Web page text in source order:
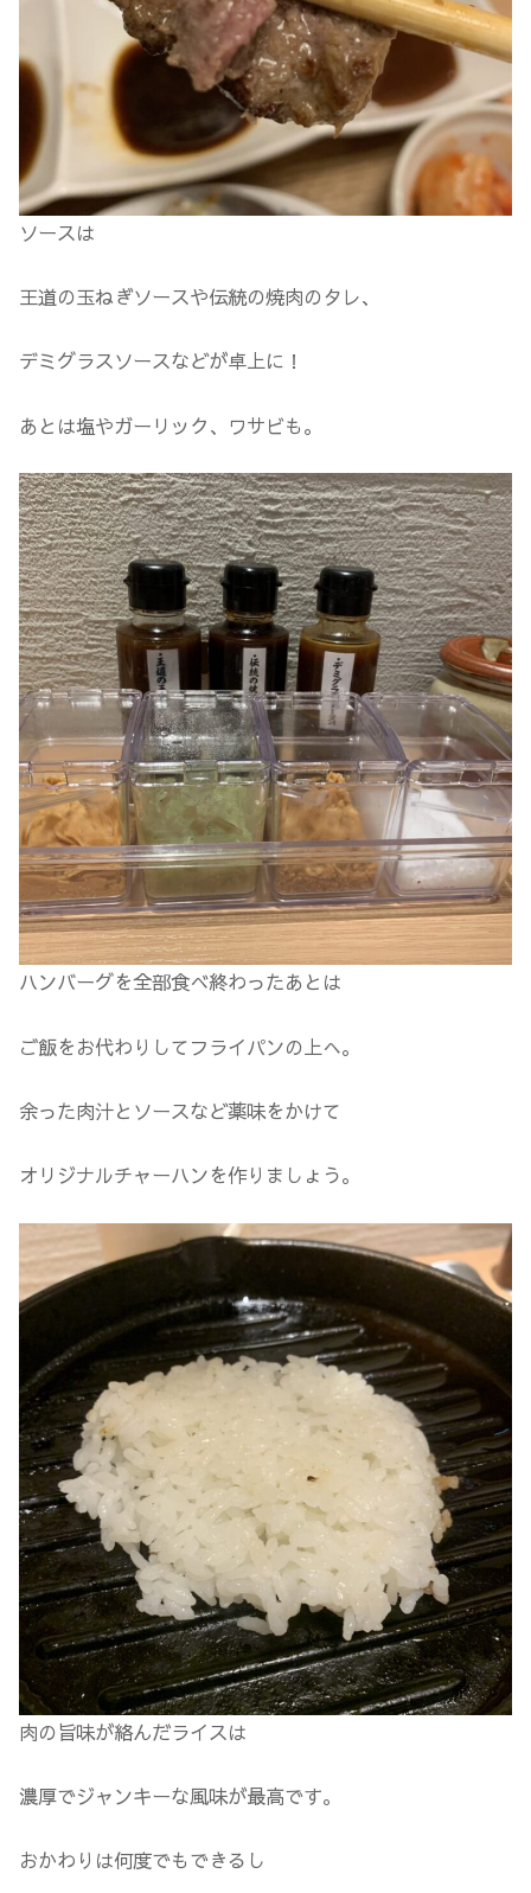
ソースは
王道の玉ねぎソースや伝統の焼肉のタレ、
デミグラスソースなどが卓上に！
あとは塩やガーリック、ワサビも。
ハンバーグを全部食べ終わったあとは
ご飯をお代わりしてフライパンの上へ。
余った肉汁とソースなど薬味をかけて
オリジナルチャーハンを作りましょう。
肉の旨味が絡んだライスは
濃厚でジャンキーな風味が最高です。
おかわりは何度でもできるし